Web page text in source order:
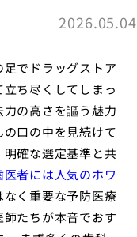
2026.05.04
でドラッグストア
ち尽くしてしまっ
の高さを謳う魅力
口の中を見続けて
確な選定基準と共
者には人気のホワ
く重要な予防医療
たちが本音でおす